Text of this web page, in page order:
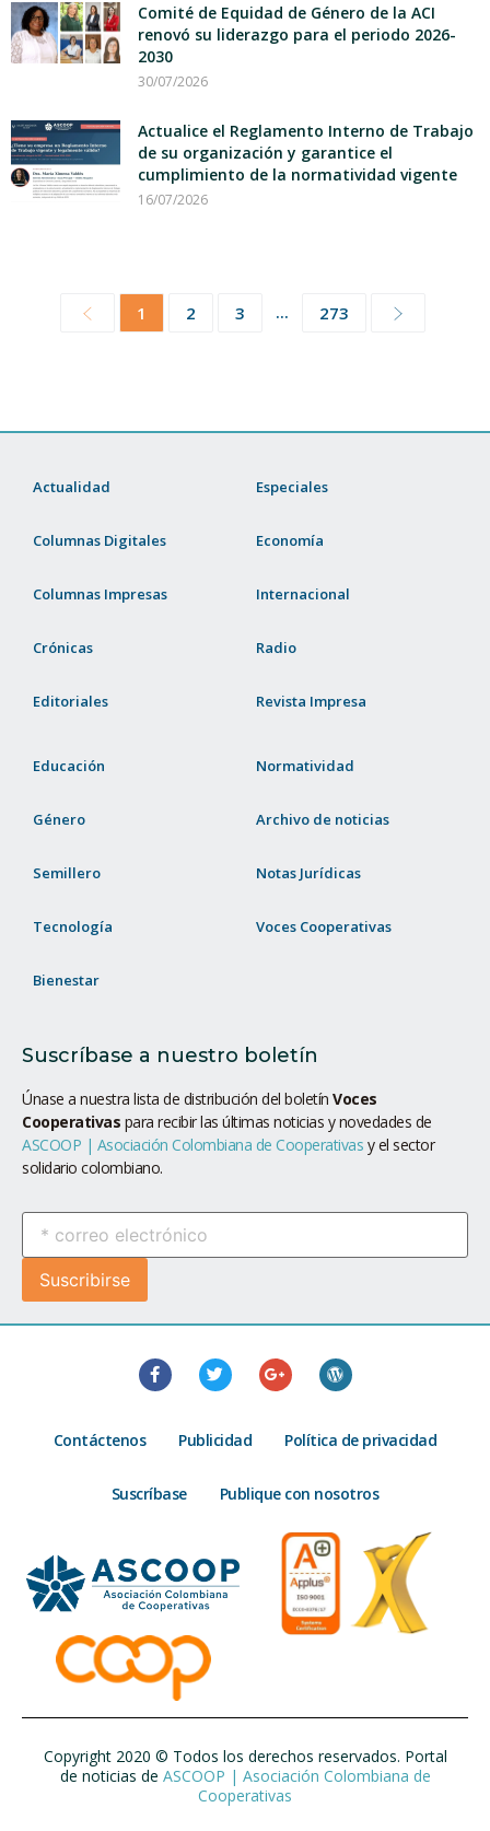
Comité de Equidad de Género de la ACI
renovó su liderazgo para el periodo 2026-
2030
30/07/2026
Actualice el Reglamento Interno de Trabajo
de su organización y garantice el
cumplimiento de la normatividad vigente
16/07/2026
1 2 3 ... 273
Actualidad
Columnas Digitales
Columnas Impresas
Crónicas
Editoriales
Especiales
Economía
Internacional
Radio
Revista Impresa
Educación
Género
Semillero
Tecnología
Bienestar
Normatividad
Archivo de noticias
Notas Jurídicas
Voces Cooperativas
Suscríbase a nuestro boletín
Únase a nuestra lista de distribución del boletín Voces
Cooperativas para recibir las últimas noticias y novedades de
ASCOOP | Asociación Colombiana de Cooperativas y el sector
solidario colombiano.
Contáctenos Publicidad Política de privacidad
Suscríbase Publique con nosotros
Copyright 2020 © Todos los derechos reservados. Portal
de noticias de ASCOOP | Asociación Colombiana de
Cooperativas